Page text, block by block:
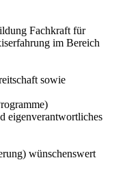
Fachkraft für
im Bereich
sowie
eigenverantwortliches
wünschenswert